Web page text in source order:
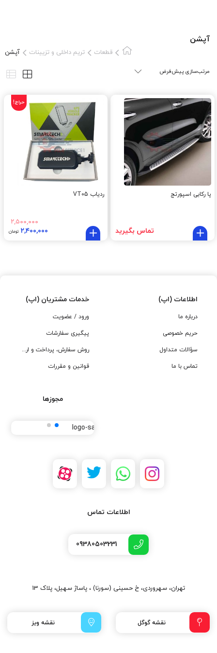
آپشن
قطعات تریم داخلی و تزیینات آپشن
پا رکابی اسپورتج
تماس بگیرید
حراج!
ردیاب VT05
۲,۵۰۰,۰۰۰
۲,۴۰۰,۰۰۰ تومان
اطلاعات (اپ)
درباره ما
حریم خصوصی
سؤالات متداول
تماس با ما
خدمات مشتریان (اپ)
ورود / عضویت
پیگیری سفارشات
روش سفارش، پرداخت و ارسال
قوانین و مقررات
مجوزها
اطلاعات تماس
09380503231
تهران، سهروردی، خ حسینی (سورنا) ، پاساژ سهیل، پلاک 13
نقشه گوگل نقشه ویز